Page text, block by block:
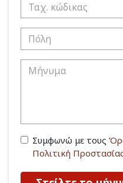
Συμφωνώ με τους
Πολιτική